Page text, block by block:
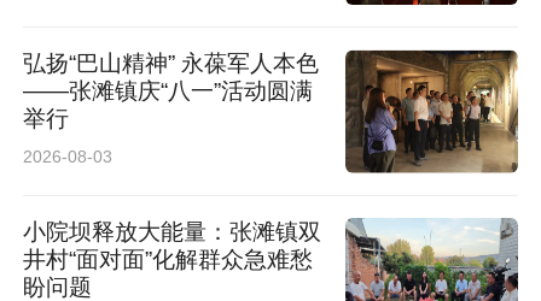
弘扬“巴山精神” 永葆军人本色
——张滩镇庆“八一”活动圆满
举行
2026-08-03
小院坝释放大能量：张滩镇双
井村“面对面”化解群众急难愁
盼问题